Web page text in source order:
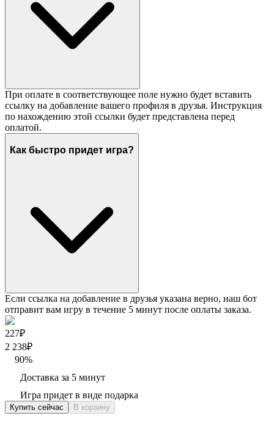
При оплате в соответствующее поле нужно будет вставить
ссылку на добавление вашего профиля в друзья. Инструкция
по нахождению этой ссылки будет представлена перед
оплатой.
Как быстро придет игра?
Если ссылка на добавление в друзья указана верно, наш бот
отправит вам игру в течение 5 минут после оплаты заказа.
227₽
2 238₽
90%
Доставка за 5 минут
Игра придет в виде подарка
Купить сейчас В корзину